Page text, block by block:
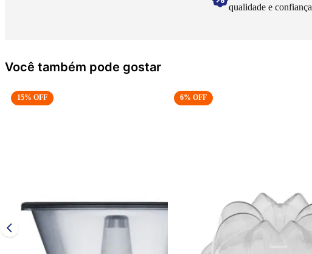
qualidade e confiança
Você também pode gostar
15% OFF 6% OFF